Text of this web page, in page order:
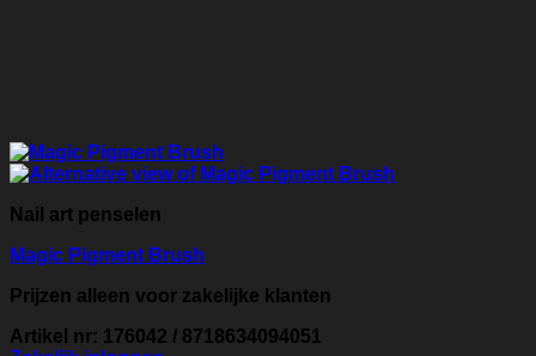
Nail art penselen
Magic Pigment Brush
Prijzen alleen voor zakelijke klanten
Artikel nr: 176042 / 8718634094051